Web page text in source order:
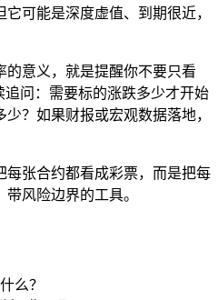
可能是深度虚值、到期很近，
意义，就是提醒你不要只看
追问：需要标的涨跌多少才开始
少？如果财报或宏观数据落地，
每张合约都看成彩票，而是把每
风险边界的工具。
么？